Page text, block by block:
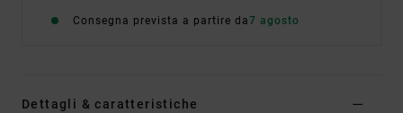
Consegna prevista a partire da7 agosto
Dettagli & caratteristiche